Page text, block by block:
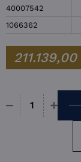
40007542
1066362
211.139,00
Servis za